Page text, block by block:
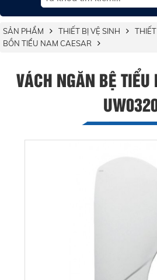
SẢN PHẨM THIẾT BỊ VỆ SINH
BỒN TIỂU NAM CAESAR
VÁCH NGĂN BỆ